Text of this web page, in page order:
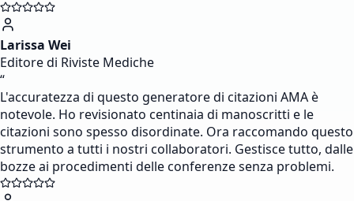
Larissa Wei
Editore di Riviste Mediche
“
L'accuratezza di questo generatore di citazioni AMA è
notevole. Ho revisionato centinaia di manoscritti e le
citazioni sono spesso disordinate. Ora raccomando questo
strumento a tutti i nostri collaboratori. Gestisce tutto, dalle
bozze ai procedimenti delle conferenze senza problemi.